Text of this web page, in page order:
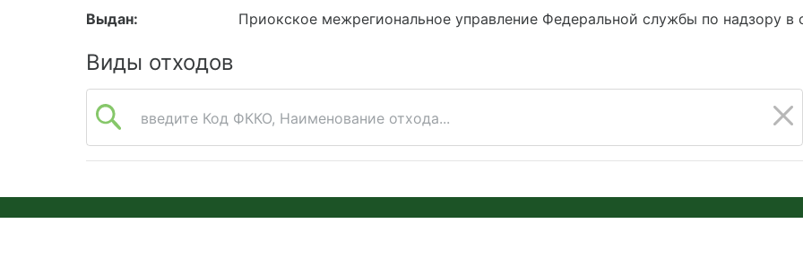
Выдан:
Приокское межрегиональное управление Федеральной службы по надзору в
Виды отходов
введите Код ФККО, Наименование отхода...